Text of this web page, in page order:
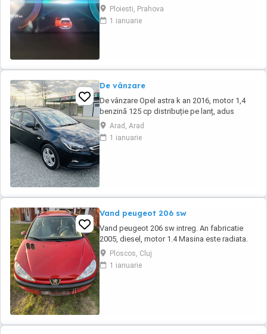
noua, nu are zgarieturi). Folosita doar la
naveta(30km zilnic). Nu are urme de uzura,
placutele si discurile nu sunt deloc uzate
Ploiesti, Prahova
1 ianuarie
De vânzare
De vânzare Opel astra k an 2016, motor 1,4
benzină 125 cp distribuție pe lanț, adus
recent din Germania, stare bună din toate
punctele de vedere, nu necesită investiții,
foarte multe dotări, faruri cu led și xenon,
Arad, Arad
1 ianuarie
Vand peugeot 206 sw
Vand peugeot 206 sw intreg. An fabricatie
2005, diesel, motor 1.4 Masina este radiata.
Pentru mai multe detalii va rog sunati la nr. de
telefon afisat:
Ploscos, Cluj
1 ianuarie